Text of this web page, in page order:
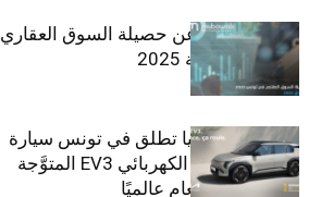
مبوب تكشف عن حصيلة السوق العقاري
في تونس لسنة 2025
سيتي كارز – كيا تطلق في تونس سيارة
الـدفع الرباعي الكهربائي EV3 المتوَّجة
بلقب سيارة العام عالميًا